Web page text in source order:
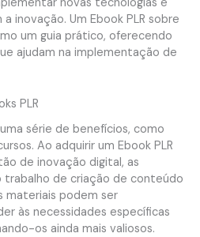
inovação. Um Ebook PLR sobre
um guia prático, oferecendo
ajudam na implementação de
PLR
série de benefícios, como
Ao adquirir um Ebook PLR
de inovação digital, as
de criação de conteúdo
materiais podem ser
às necessidades específicas
os ainda mais valiosos.